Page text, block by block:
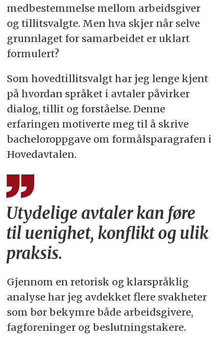
medbestemmelse mellom arbeidsgiver
og tillitsvalgte. Men hva skjer når selve
grunnlaget for samarbeidet er uklart
formulert?
Som hovedtillitsvalgt har jeg lenge kjent
på hvordan språket i avtaler påvirker
dialog, tillit og forståelse. Denne
erfaringen motiverte meg til å skrive
bacheloroppgave om formålsparagrafen i
Hovedavtalen.
Utydelige avtaler kan føre
til uenighet, konflikt og ulik
praksis.
Gjennom en retorisk og klarspråklig
analyse har jeg avdekket flere svakheter
som bør bekymre både arbeidsgivere,
fagforeninger og beslutningstakere.